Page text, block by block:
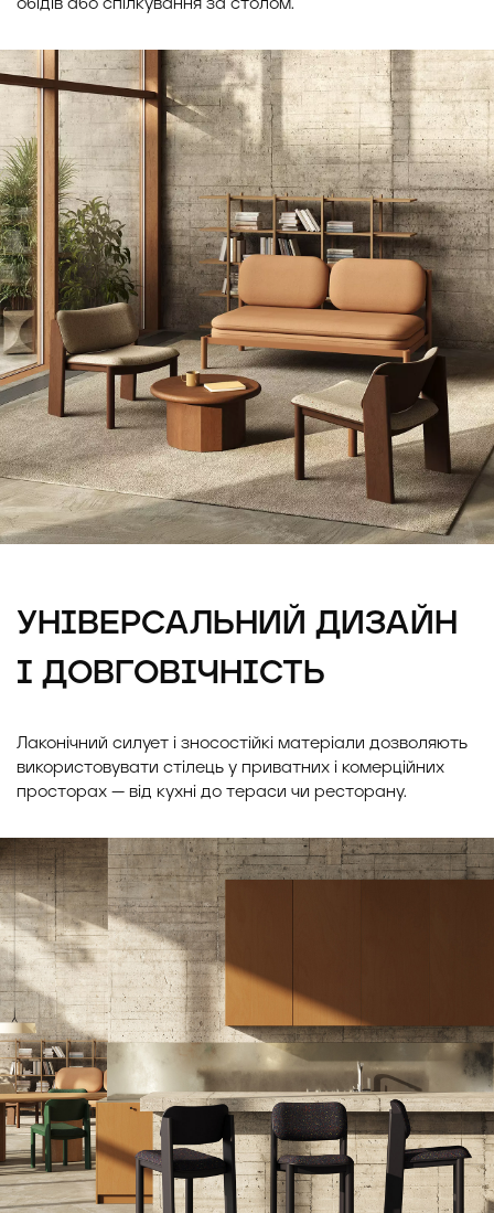
обідів або спілкування за столом.
УНІВЕРСАЛЬНИЙ ДИЗАЙН
І ДОВГОВІЧНІСТЬ
Лаконічний силует і зносостійкі матеріали дозволяють
використовувати стілець у приватних і комерційних
просторах — від кухні до тераси чи ресторану.